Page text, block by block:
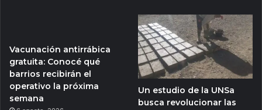
Vacunación antirrábica
gratuita: Conocé qué
barrios recibirán el
operativo la próxima
semana
Un estudio de la UNSa
busca revolucionar las